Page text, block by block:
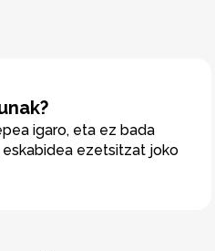
igaro, eta ez bada
eskabidea ezetsitzat joko